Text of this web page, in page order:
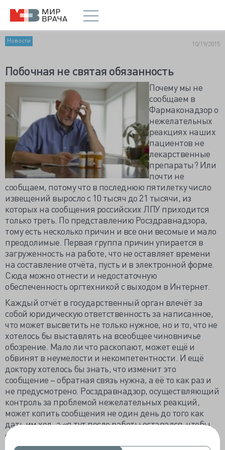
Новости 10/19/2015
Побочная не святая обязанность
Почему мы не
сообщаем в
Фармаконадзор о
нежелательных
реакциях наших
пациентов не
лекарственные
препараты? Или
почти не
сообщаем, потому что в последнюю пятилетку число
извещений выросло с 10 тысяч до 21 тысячи, из
которых на сообщения российских ЛПУ приходится
только треть. По представлению Росздравнадзора,
тому есть несколько причин и все они весомые и мало
преодолимые. Первая группа причин упирается в
загруженность на работе, что не оставляет времени
на составление отчёта, пусть и в электронной форме.
Сюда можно отнести и недостаточную
обеспеченность оргтехникой с выходом в Интернет.
Каждый отчёт в государственный орган влечёт за
собой юридическую ответственность за написанное,
что может высветить не только нужное, но и то, что не
хотелось бы выставлять на всеобщее чиновничье
обозрение. Мало ли что раскопают, может ещё и
обвинят в неумелости и некомпетентности. И ещё
доктору хотелось бы знать, что изменит это
сообщение – обратная связь нужна, а её то как раз и
не предусмотрено. Росздравнадзор, осуществляющий
контроль за проблемой нежелательных реакций,
может копить сообщения не один день до того как
дать им ход, а «я тут после работы оставался, чтобы
отчёт составить, личное время тратил, а они не
шелохнулись».